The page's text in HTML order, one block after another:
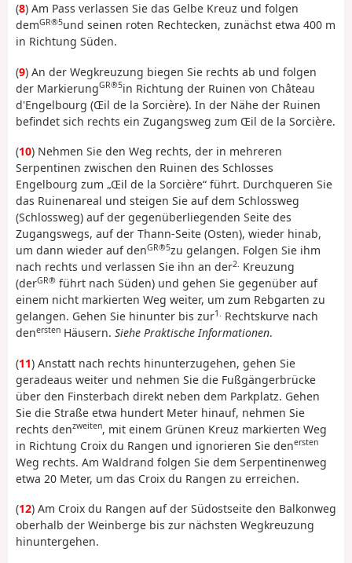
(8) Am Pass verlassen Sie das Gelbe Kreuz und folgen
demGR®5und seinen roten Rechtecken, zunächst etwa 400 m
in Richtung Süden.
(9) An der Wegkreuzung biegen Sie rechts ab und folgen
der MarkierungGR®5in Richtung der Ruinen von Château
d'Engelbourg (Œil de la Sorcière). In der Nähe der Ruinen
befindet sich rechts ein Zugangsweg zum Œil de la Sorcière.
(10) Nehmen Sie den Weg rechts, der in mehreren
Serpentinen zwischen den Ruinen des Schlosses
Engelbourg zum „Œil de la Sorcière“ führt. Durchqueren Sie
das Ruinenareal und steigen Sie auf dem Schlossweg
(Schlossweg) auf der gegenüberliegenden Seite des
Zugangswegs, auf der Thann-Seite (Osten), wieder hinab,
um dann wieder auf denGR®5zu gelangen. Folgen Sie ihm
nach rechts und verlassen Sie ihn an der2. Kreuzung
(derGR® führt nach Süden) und gehen Sie gegenüber auf
einem nicht markierten Weg weiter, um zum Rebgarten zu
gelangen. Gehen Sie hinunter bis zur1. Rechtskurve nach
denersten Häusern. Siehe Praktische Informationen.
(11) Anstatt nach rechts hinunterzugehen, gehen Sie
geradeaus weiter und nehmen Sie die Fußgängerbrücke
über den Finsterbach direkt neben dem Parkplatz. Gehen
Sie die Straße etwa hundert Meter hinauf, nehmen Sie
rechts denzweiten, mit einem Grünen Kreuz markierten Weg
in Richtung Croix du Rangen und ignorieren Sie denersten
Weg rechts. Am Waldrand folgen Sie dem Serpentinenweg
etwa 20 Meter, um das Croix du Rangen zu erreichen.
(12) Am Croix du Rangen auf der Südostseite den Balkonweg
oberhalb der Weinberge bis zur nächsten Wegkreuzung
hinuntergehen.